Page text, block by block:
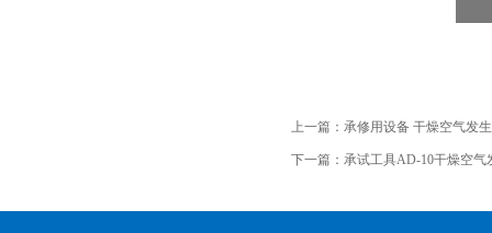
上一篇： 承修用设备 干燥空气发
下一篇： 承试工具AD-10干燥空气